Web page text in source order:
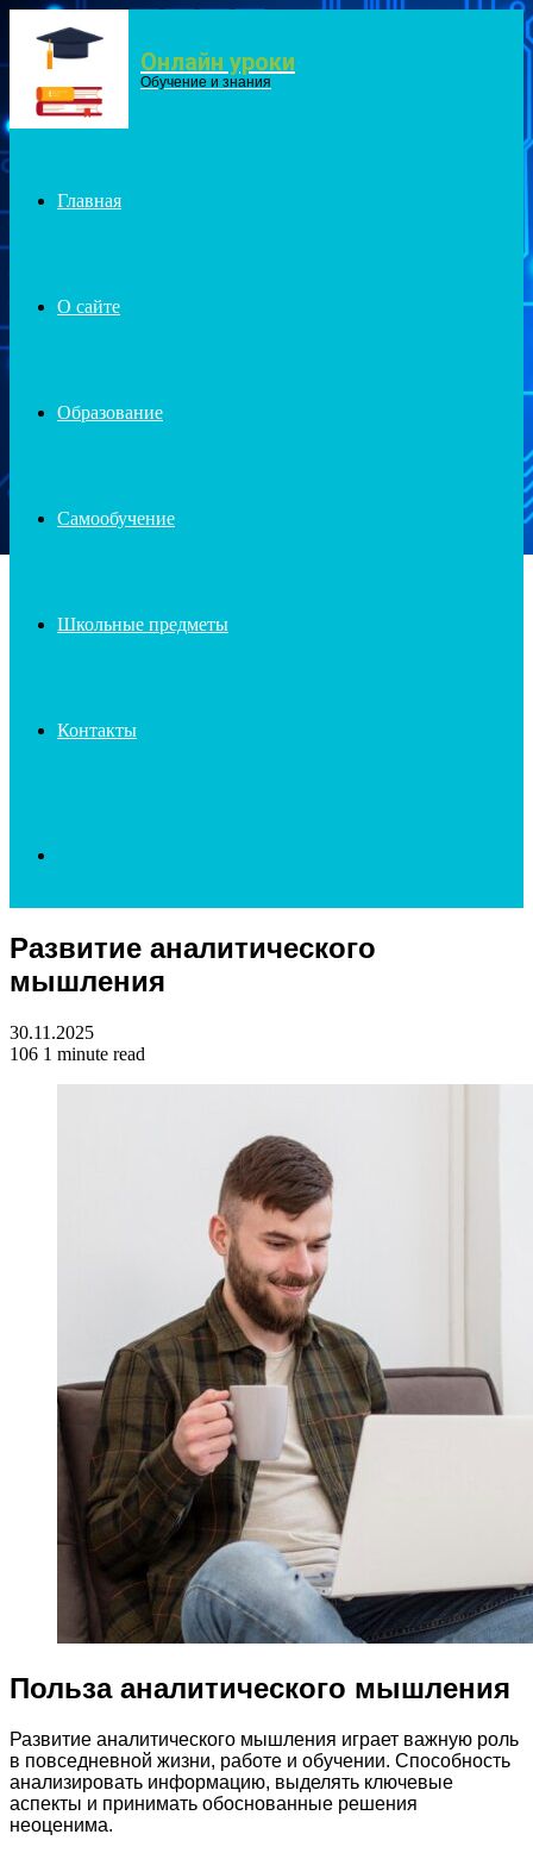
Menu Онлайн уроки
Обучение и знания
Главная
О сайте
Образование
Самообучение
Школьные предметы
Контакты
for
Развитие аналитического
мышления
30.11.2025
106 1 minute read
Польза аналитического мышления
Развитие аналитического мышления играет важную роль
в повседневной жизни, работе и обучении. Способность
анализировать информацию, выделять ключевые
аспекты и принимать обоснованные решения
неоценима.